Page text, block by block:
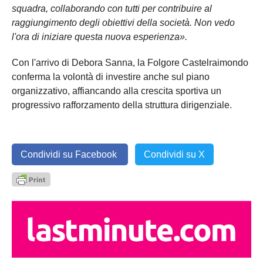
squadra, collaborando con tutti per contribuire al
raggiungimento degli obiettivi della società. Non vedo
l'ora di iniziare questa nuova esperienza».
Con l'arrivo di Debora Sanna, la Folgore Castelraimondo
conferma la volontà di investire anche sul piano
organizzativo, affiancando alla crescita sportiva un
progressivo rafforzamento della struttura dirigenziale.
Condividi su Facebook Condividi su X